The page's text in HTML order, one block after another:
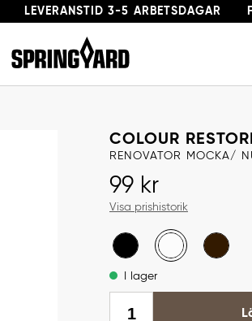
LEVERANSTID 3-5 ARBETSDAGAR
COLOUR
RENOVATOR MOCKA/
Pris: 99 kr
99 kr
Visa prishistorik
I lager